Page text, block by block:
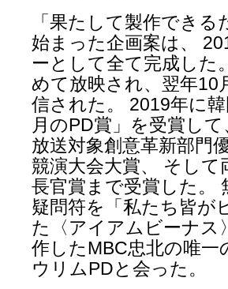
「果たして製作でき
始まった企画案は、
ーとして全て完成した
めて放映され、翌年10
信された。 2019年に
月のPD賞」を受賞し
放送対象創意革新部門
競演大会大賞、 そし
長官賞まで受賞した。
疑問符を「私たち皆が
た〈アイアムビーナス
作したMBC忠北の唯一
ウリムPDと会った。